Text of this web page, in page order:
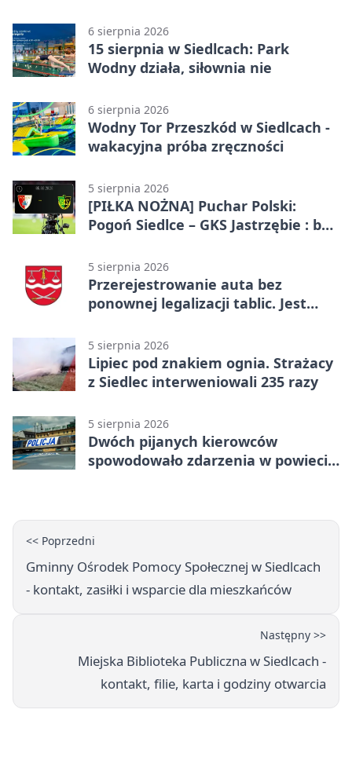
6 sierpnia 2026
15 sierpnia w Siedlcach: Park
Wodny działa, siłownia nie
6 sierpnia 2026
Wodny Tor Przeszkód w Siedlcach -
wakacyjna próba zręczności
5 sierpnia 2026
[PIŁKA NOŻNA] Puchar Polski:
Pogoń Siedlce – GKS Jastrzębie : bez
5 sierpnia 2026
Przerejestrowanie auta bez
ponownej legalizacji tablic. Jest
5 sierpnia 2026
Lipiec pod znakiem ognia. Strażacy
z Siedlec interweniowali 235 razy
5 sierpnia 2026
Dwóch pijanych kierowców
spowodowało zdarzenia w powiecie
<< Poprzedni
Gminny Ośrodek Pomocy Społecznej w Siedlcach
- kontakt, zasiłki i wsparcie dla mieszkańców
Następny >>
Miejska Biblioteka Publiczna w Siedlcach -
kontakt, filie, karta i godziny otwarcia